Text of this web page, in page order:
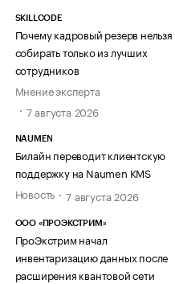
SKILLCODE
Почему кадровый резерв нельзя
собирать только из лучших
сотрудников
Мнение эксперта
7 августа 2026
NAUMEN
Билайн переводит клиентскую
поддержку на Naumen KMS
Новость
7 августа 2026
ООО «ПРОЭКСТРИМ»
ПроЭкстрим начал
инвентаризацию данных после
расширения квантовой сети